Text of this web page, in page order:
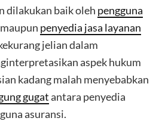
dilakukan baik oleh pengguna
maupun penyedia jasa layanan
jelian dalam
aspek hukum
kadang malah menyebabkan
gugatantara penyedia
asuransi.